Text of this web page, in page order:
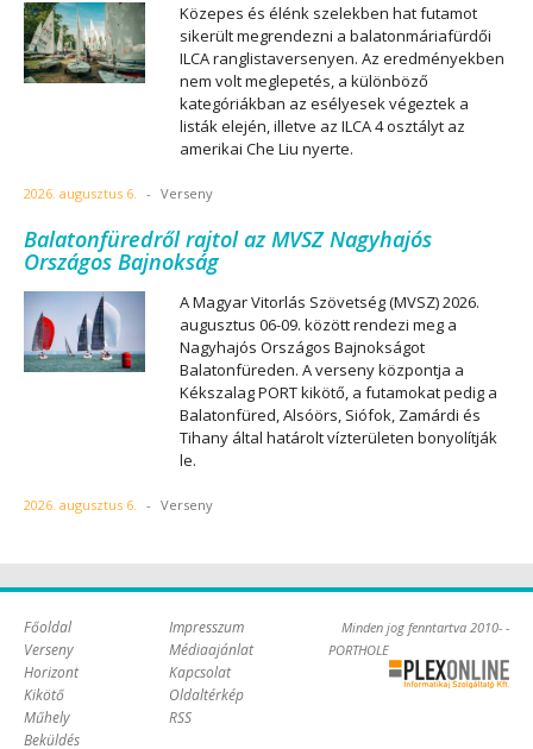
Közepes és élénk szelekben hat futamot
sikerült megrendezni a balatonmáriafürdői
ILCA ranglistaversenyen. Az eredményekben
nem volt meglepetés, a különböző
kategóriákban az esélyesek végeztek a
listák elején, illetve az ILCA 4 osztályt az
amerikai Che Liu nyerte.
2026. augusztus 6. - Verseny
Balatonfüredről rajtol az MVSZ Nagyhajós
Országos Bajnokság
A Magyar Vitorlás Szövetség (MVSZ) 2026.
augusztus 06-09. között rendezi meg a
Nagyhajós Országos Bajnokságot
Balatonfüreden. A verseny központja a
Kékszalag PORT kikötő, a futamokat pedig a
Balatonfüred, Alsóörs, Siófok, Zamárdi és
Tihany által határolt vízterületen bonyolítják
le.
2026. augusztus 6. - Verseny
Főoldal
Verseny
Horizont
Kikötő
Műhely
Beküldés
Impresszum
Médiaajánlat
Kapcsolat
Oldaltérkép
RSS
Minden jog fenntartva 2010- -
PORTHOLE
Online Kft. -